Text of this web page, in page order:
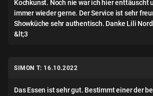
Kochkunst. Noch nie war ich hier enttäuscht
immer wieder gerne. Der Service ist sehr
Showküche sehr authentisch. Danke Lili
&lt;3
SIMON T: 16.10.2022
Das Essen ist sehr gut. Bestimmt einer der